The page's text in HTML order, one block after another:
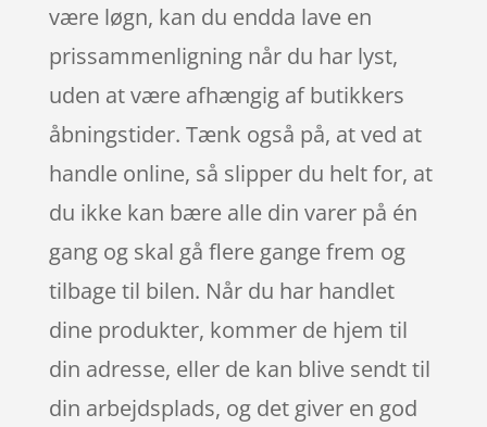
være løgn, kan du endda lave en
prissammenligning når du har lyst,
uden at være afhængig af butikkers
åbningstider. Tænk også på, at ved at
handle online, så slipper du helt for, at
du ikke kan bære alle din varer på én
gang og skal gå flere gange frem og
tilbage til bilen. Når du har handlet
dine produkter, kommer de hjem til
din adresse, eller de kan blive sendt til
din arbejdsplads, og det giver en god